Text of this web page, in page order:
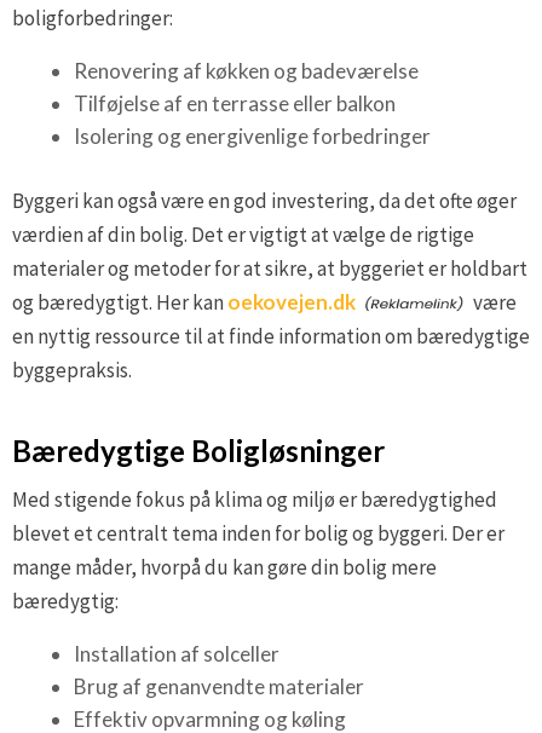
boligforbedringer:
Renovering af køkken og badeværelse
Tilføjelse af en terrasse eller balkon
Isolering og energivenlige forbedringer
Byggeri kan også være en god investering, da det ofte øger
værdien af din bolig. Det er vigtigt at vælge de rigtige
materialer og metoder for at sikre, at byggeriet er holdbart
og bæredygtigt. Her kanoekovejen.dk
være
en nyttig ressource til at finde information om bæredygtige
byggepraksis.
Bæredygtige Boligløsninger
Med stigende fokus på klima og miljø er bæredygtighed
blevet et centralt tema inden for bolig og byggeri. Der er
mange måder, hvorpå du kan gøre din bolig mere
bæredygtig:
Installation af solceller
Brug af genanvendte materialer
Effektiv opvarmning og køling